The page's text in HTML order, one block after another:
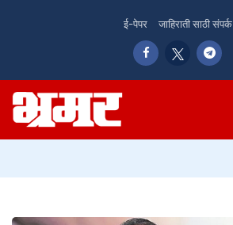
ई-पेपर जाहिराती साठी संपर्क